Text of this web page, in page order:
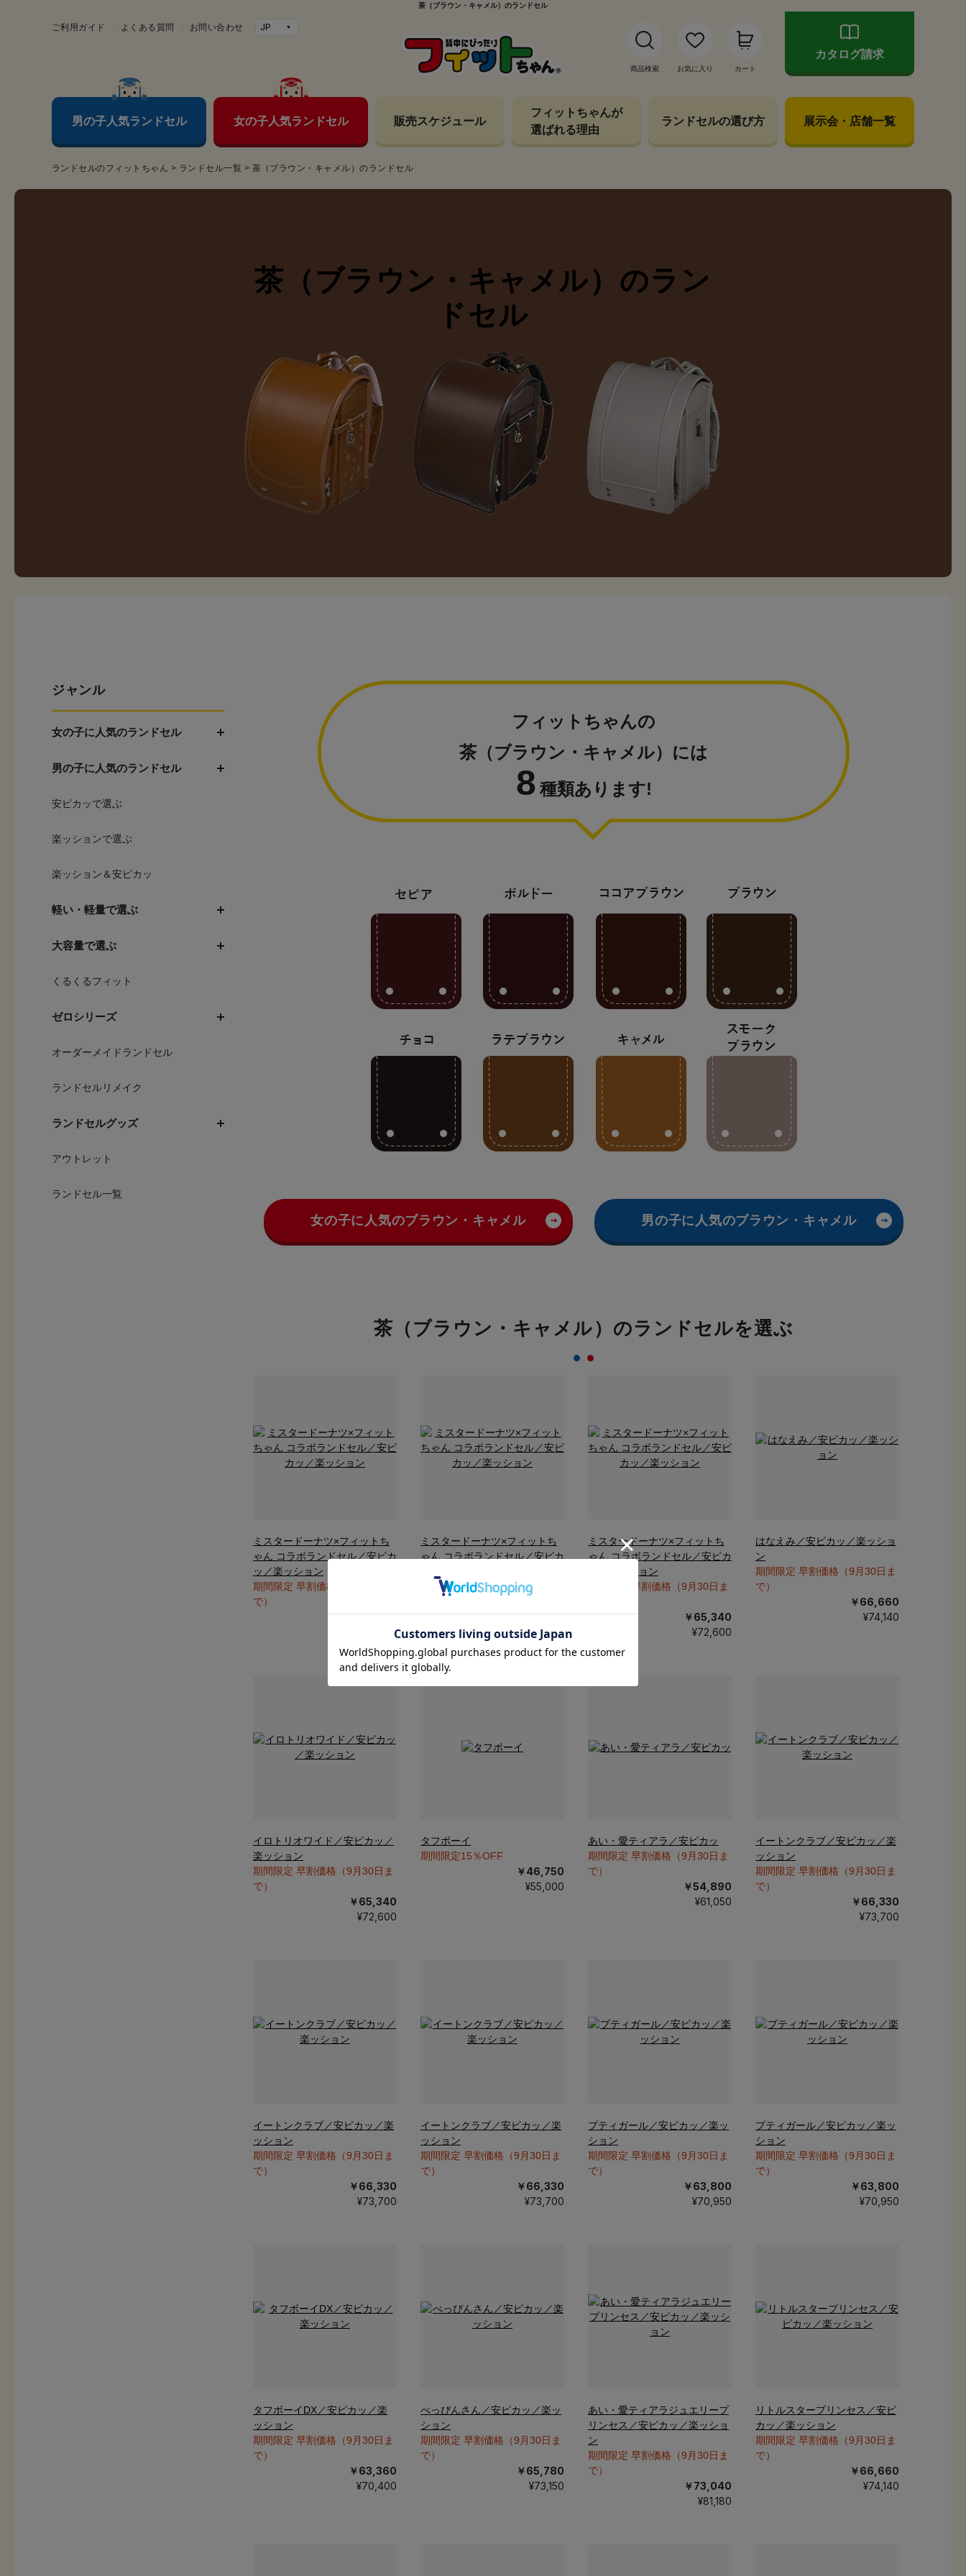
茶（ブラウン・キャメル）のランドセル
ご利用ガイド よくある質問 お問い合わせ
商品検索 お気に入り カート
カタログ請求
男の子人気ランドセル 女の子人気ランドセル 販売スケジュール
フィットちゃんが
選ばれる理由
ランドセルの選び方 展示会・店舗一覧
ランドセルのフィットちゃん > ランドセル一覧 > 茶（ブラウン・キャメル）のランドセル
茶（ブラウン・キャメル）のラン
ドセル
ジャンル
女の子に人気のランドセル
男の子に人気のランドセル
安ピカッで選ぶ
楽ッションで選ぶ
楽ッション＆安ピカッ
軽い・軽量で選ぶ
大容量で選ぶ
くるくるフィット
ゼロシリーズ
オーダーメイドランドセル
ランドセルリメイク
ランドセルグッズ
アウトレット
ランドセル一覧
フィットちゃんの
茶（ブラウン・キャメル）には
8 種類あります!
女の子に人気のブラウン・キャメル 男の子に人気のブラウン・キャメル
茶（ブラウン・キャメル）のランドセルを選ぶ
ミスタードーナツ×フィットち
ゃん コラボランドセル／安ピカ
ッ／楽ッション
期間限定 早割価格（9月30日ま
で）
￥65,340
¥72,600
ミスタードーナツ×フィットち
ゃん コラボランドセル／安ピカ
期間限定 早割価格（9月30日ま
￥65,340
¥72,600
ミスタードーナツ×フィットち
ゃん コラボランドセル／安ピカ
ッ／楽ッション
期間限定 早割価格（9月30日ま
￥65,340
¥72,600
はなえみ／安ピカッ／楽ッショ
ン
期間限定 早割価格（9月30日ま
で）
￥66,660
¥74,140
イロトリオワイド／安ピカッ／
楽ッション
期間限定 早割価格（9月30日ま
で）
￥65,340
¥72,600
タフボーイ
期間限定15％OFF
￥46,750
¥55,000
あい・愛ティアラ／安ピカッ
期間限定 早割価格（9月30日ま
で）
￥54,890
¥61,050
イートンクラブ／安ピカッ／楽
ッション
期間限定 早割価格（9月30日ま
で）
￥66,330
¥73,700
イートンクラブ／安ピカッ／楽
ッション
期間限定 早割価格（9月30日ま
で）
￥66,330
¥73,700
イートンクラブ／安ピカッ／楽
ッション
期間限定 早割価格（9月30日ま
で）
￥66,330
¥73,700
プティガール／安ピカッ／楽ッ
ション
期間限定 早割価格（9月30日ま
で）
￥63,800
¥70,950
プティガール／安ピカッ／楽ッ
ション
期間限定 早割価格（9月30日ま
で）
￥63,800
¥70,950
タフボーイDX／安ピカッ／楽
ッション
期間限定 早割価格（9月30日ま
で）
￥63,360
¥70,400
べっぴんさん／安ピカッ／楽ッ
ション
期間限定 早割価格（9月30日ま
で）
￥65,780
¥73,150
あい・愛ティアラジュエリープ
リンセス／安ピカッ／楽ッショ
ン
期間限定 早割価格（9月30日ま
で）
￥73,040
¥81,180
リトルスタープリンセス／安ピ
カッ／楽ッション
期間限定 早割価格（9月30日ま
で）
￥66,660
¥74,140